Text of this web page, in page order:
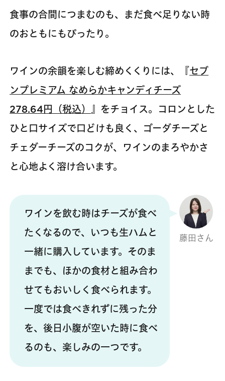
食事の合間につまむのも、まだ食べ足りない時
のおともにもぴったり。
ワインの余韻を楽しむ締めくくりには、『セブ
ンプレミアム なめらかキャンディチーズ
278.64円（税込） 』をチョイス。コロンとした
ひと口サイズで口どけも良く、ゴーダチーズと
チェダーチーズのコクが、ワインのまろやかさ
と心地よく溶け合います。
藤田さん
ワインを飲む時はチーズが食べ
たくなるので、いつも生ハムと
一緒に購入しています。そのま
までも、ほかの食材と組み合わ
せてもおいしく食べられます。
一度では食べきれずに残った分
を、後日小腹が空いた時に食べ
るのも、楽しみの一つです。